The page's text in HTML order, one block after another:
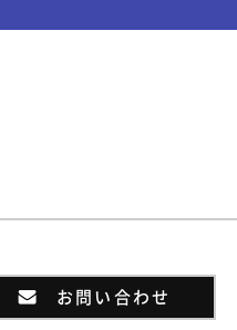
お問い合わせ